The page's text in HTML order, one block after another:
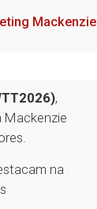
Mackenzie
,
Mackenzie
na